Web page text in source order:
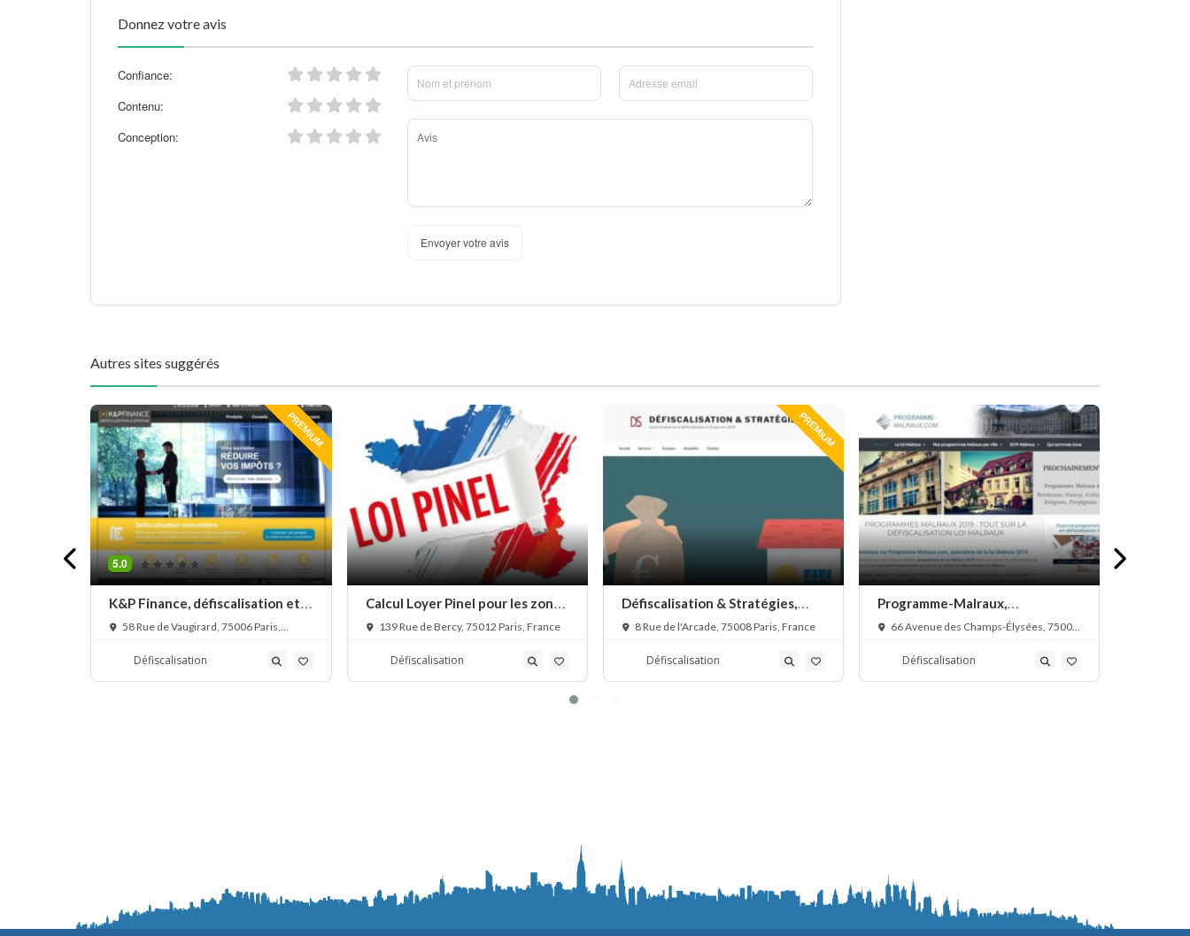
Donnez votre avis
Confiance:
Contenu:
Conception:
Envoyer votre avis
Autres sites suggérés
PREMIUM
5.0
K&P Finance, défiscalisation et
placements financiers
58 Rue de Vaugirard, 75006 Paris,
Défiscalisation
Calcul Loyer Pinel pour les zones
A bis, A, B1, B2 et C
139 Rue de Bercy, 75012 Paris, France
Défiscalisation
PREMIUM
Défiscalisation & Stratégies,
conseils en défiscalisation
8 Rue de l'Arcade, 75008 Paris, France
Défiscalisation
Programme-Malraux,
défiscalisation loi Malraux
66 Avenue des Champs-Élysées, 75008
Défiscalisation